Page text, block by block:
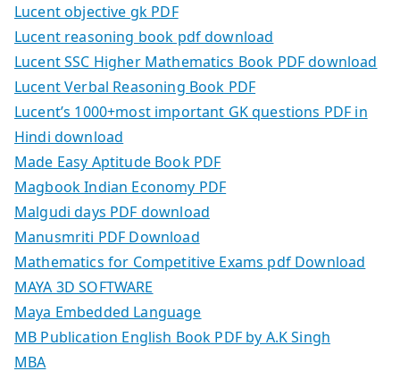
Lucent objective gk PDF
Lucent reasoning book pdf download
Lucent SSC Higher Mathematics Book PDF download
Lucent Verbal Reasoning Book PDF
Lucent’s 1000+most important GK questions PDF in
Hindi download
Made Easy Aptitude Book PDF
Magbook Indian Economy PDF
Malgudi days PDF download
Manusmriti PDF Download
Mathematics for Competitive Exams pdf Download
MAYA 3D SOFTWARE
Maya Embedded Language
MB Publication English Book PDF by A.K Singh
MBA